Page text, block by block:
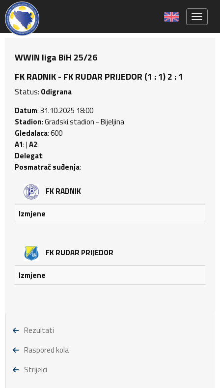
WWIN liga BiH 25/26
FK RADNIK - FK RUDAR PRIJEDOR (1 : 1) 2 : 1
Status: Odigrana
Datum: 31.10.2025 18:00
Stadion: Gradski stadion - Bijeljina
Gledalaca: 600
A1: |A2:
Delegat:
Posmatrač suđenja:
FK RADNIK
Izmjene
FK RUDAR PRIJEDOR
Izmjene
Rezultati
Raspored kola
Strijelci